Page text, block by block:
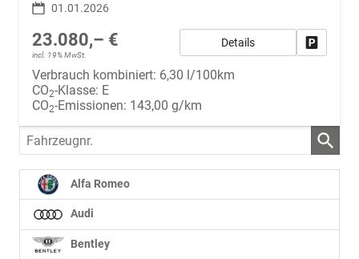
01.01.2026
23.080,– €
incl. 19% MwSt.
Details
Verbrauch kombiniert: 6,30 l/100km
CO2-Klasse: E
CO2-Emissionen: 143,00 g/km
Fahrzeugnr.
Alfa Romeo
Audi
Bentley